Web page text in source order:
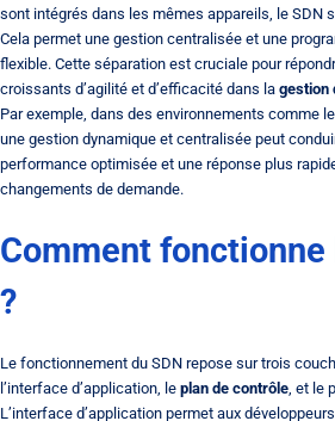
sont intégrés dans les mêmes appareils, le SDN
Cela permet une gestion centralisée et une
flexible. Cette séparation est cruciale pour
croissants d’agilité et d’efficacité dans la gestion
Par exemple, dans des environnements comme
une gestion dynamique et centralisée peut
performance optimisée et une réponse plus
changements de demande.
Comment fonctionne
?
Le fonctionnement du SDN repose sur trois
l’interface d’application, le plan de contrôle , et le
L’interface d’application permet aux